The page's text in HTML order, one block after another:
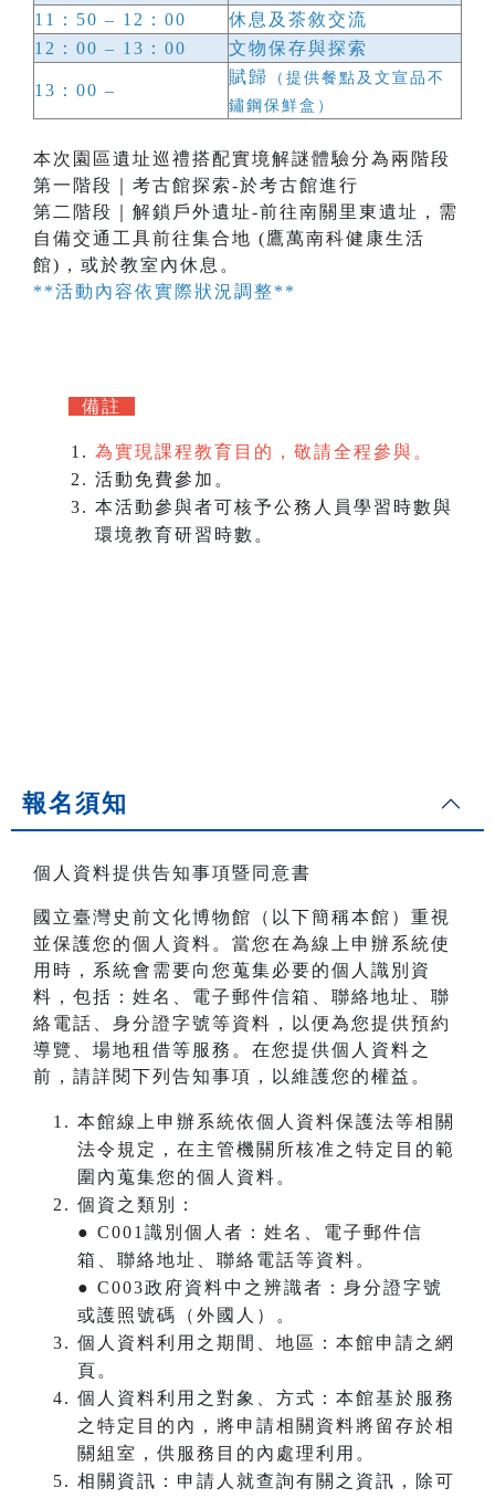
11：50 – 12：00
休息及茶敘交流
12：00 – 13：00
文物保存與探索
13：00 –
賦歸
（提供餐點及文宣品不
鏽鋼保鮮盒）
本次園區遺址巡禮搭配實境解謎體驗分為兩階段
第一階段｜考古館探索-於考古館進行
第二階段｜解鎖戶外遺址-前往南關里東遺址，需
自備交通工具前往集合地 (鷹萬南科健康生活
館)，或於教室內休息。
**活動內容依實際狀況調整**
備註
為實現課程教育目的，敬請全程參與。
活動免費參 加。
本活動參與者可核予公務人員學習時數與
環境教育研習時數。
報名須知
個人資料提供告知事項暨同意書
國立臺灣史前文化博物館（以下簡稱本館）重視
並保護您的個人資料。當您在為線上申辦系統使
用時，系統會需要向您蒐集必要的個人識別資
料，包括：姓名、電子郵件信箱、聯絡地址、聯
絡電話、身分證字號等資料，以便為您提供預約
導覽、場地租借等服務。在您提供個人資料之
前，請詳閱下列告知事項，以維護您的權益。
本館線上申辦系統依個人資料保護法等相關
法令規定，在主管機關所核准之特定目的範
圍內蒐集您的個人資料。
個資之類別：
● C001識別個人者：姓名、電子郵件信
箱、聯絡地址、聯絡電話等資料。
● C003政府資料中之辨識者：身分證字號
或護照號碼（外國人）。
個人資料利用之期間、地區：本館申請之網
頁。
個人資料利用之對象、方式：本館基於服務
之特定目的內，將申請相關資料將留存於相
關組室，供服務目的內處理利用。
相關資訊：申請人就查詢有關之資訊，除可